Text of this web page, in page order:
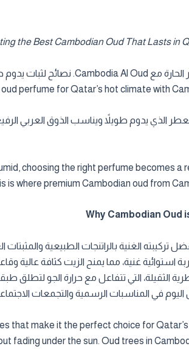
perfume for Qatar’s hot climate with
الذي يدوم طويلاً ويناسب الذوق العربي
choosing the right perfume becomes
is where premium Cambodian oud from
الغنية بالراتنجات الطبيعية
غنية، مما يمنح الزيت كثافة عالية
الثقيلة، التي تتفاعل مع حرارة الجو لتطلق
في المناسبات الرسمية والتجمعات
that make it the perfect choice for
fading under the sun. Oud trees in